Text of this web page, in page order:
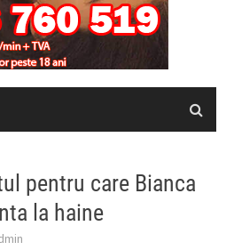
pentru care Bianca
la haine